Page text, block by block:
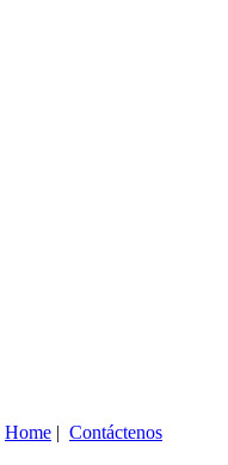
Home | Contáctenos